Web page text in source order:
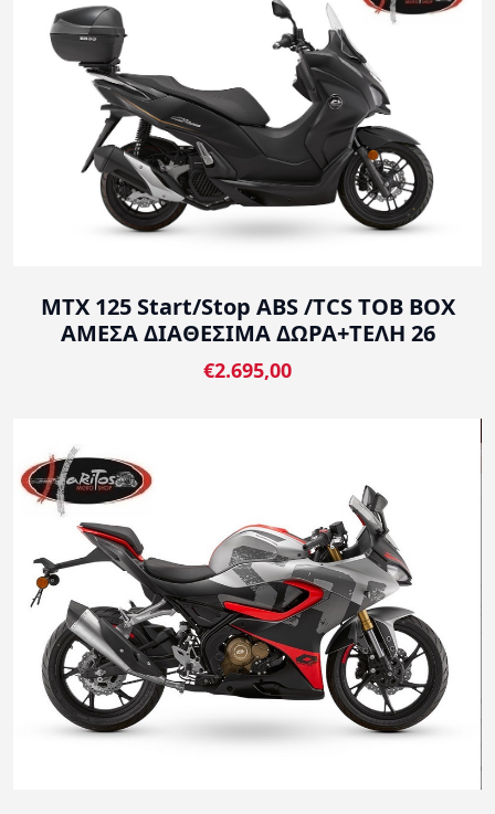
MTX 125 Start/Stop ABS /TCS TOB BOX
ΑΜΕΣΑ ΔΙΑΘΕΣΙΜΑ ΔΩΡΑ+ΤΕΛΗ 26
€2.695,00